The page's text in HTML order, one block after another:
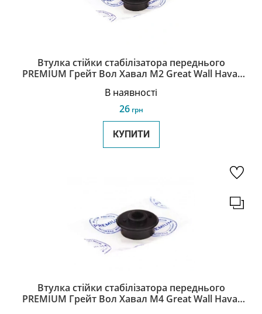
Втулка стійки стабілізатора переднього
PREMIUM Грейт Вол Хавал М2 Great Wall Haval
В наявності
26грн
КУПИТИ
Втулка стійки стабілізатора переднього
PREMIUM Грейт Вол Хавал М4 Great Wall Haval